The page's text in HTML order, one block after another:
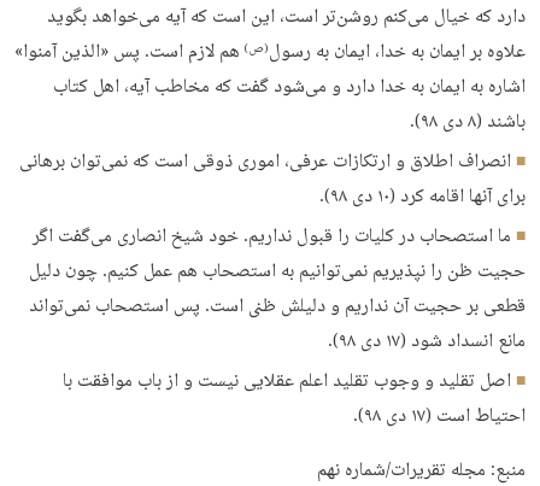
دارد که خیال می‌کنم روشن‌تر است، این است که آیه می‌خواهد بگوید
علاوه بر ایمان به خدا، ایمان به رسول(ص) هم لازم است. پس «الذین آمنوا»
اشاره به ایمان به خدا دارد و می‌شود گفت که مخاطب آیه، اهل کتاب
باشند (۸ دی ۹۸).
انصراف اطلاق و ارتکازات عرفی، اموری ذوقی است که نمی‌توان برهانی
برای آنها اقامه کرد (۱۰ دی ۹۸).
ما استصحاب در کلیات را قبول نداریم. خود شیخ انصاری می‌گفت اگر
حجیت ظن را نپذیریم نمی‌توانیم به استصحاب هم عمل کنیم. چون دلیل
قطعی بر حجیت آن نداریم و دلیلش ظنی است. پس استصحاب نمی‌تواند
مانع انسداد شود (۱۷ دی ۹۸).
اصل تقلید و وجوب تقلید اعلم عقلایی نیست و از باب موافقت با
احتیاط است (۱۷ دی ۹۸).
منبع: مجله تقریرات/شماره نهم